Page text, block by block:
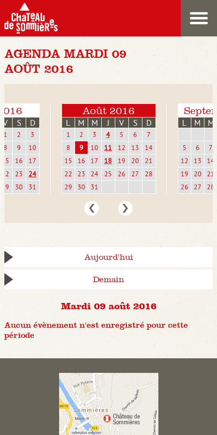
AGENDA MARDI 09
AOÛT 2016
V S D
1 2
3
8
9
10
15
16
17
22
23
24
29
30 31
Août 2016
L M M J V S D
1 2 3 4 5 6
7
8
9 10 11 12 13
14
15
16 17 18 19 20
21
22
23 24 25 26 27
28
29
30 31
L M M
5 6
7
12
13
14
19
20
21
26
27 28
Aujourd'hui
Demain
Mardi 09 août 2016
Aucun évènement n'est enregistré pour cette
période